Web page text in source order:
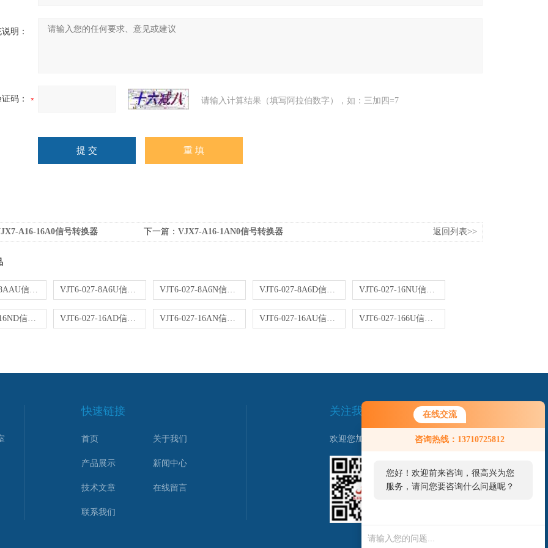
在线交流
咨询热线：13710725812
您好！欢迎前来咨询，很高兴为您
服务，请问您要咨询什么问题呢？
明：
码： 请输入计算结果（填写阿拉伯数字），如：三加四=7
A16-16A0信号转换器 下一篇： VJX7-A16-1AN0信号转换器 返回列表>>
VJT6-027-8AAU信号转换器 VJT6-027-8A6U信号转换器 VJT6-027-8A6N信号转换器 VJT6-027-8A6D信号转换器 VJT6-027-16NU信号转换器
VJT6-027-16ND信号转换器 VJT6-027-16AD信号转换器 VJT6-027-16AN信号转换器 VJT6-027-16AU信号转换器 VJT6-027-166U信号转换器
快速链接
首页 关于我们
产品展示 新闻中心
技术文章 在线留言
联系我们
关注我们
欢迎您加我微信了解更多信息：